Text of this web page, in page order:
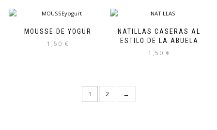
MOUSSE DE YOGUR
1,50 €
NATILLAS CASERAS AL
ESTILO DE LA ABUELA
1,50 €
1 2 →